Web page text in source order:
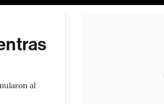
al